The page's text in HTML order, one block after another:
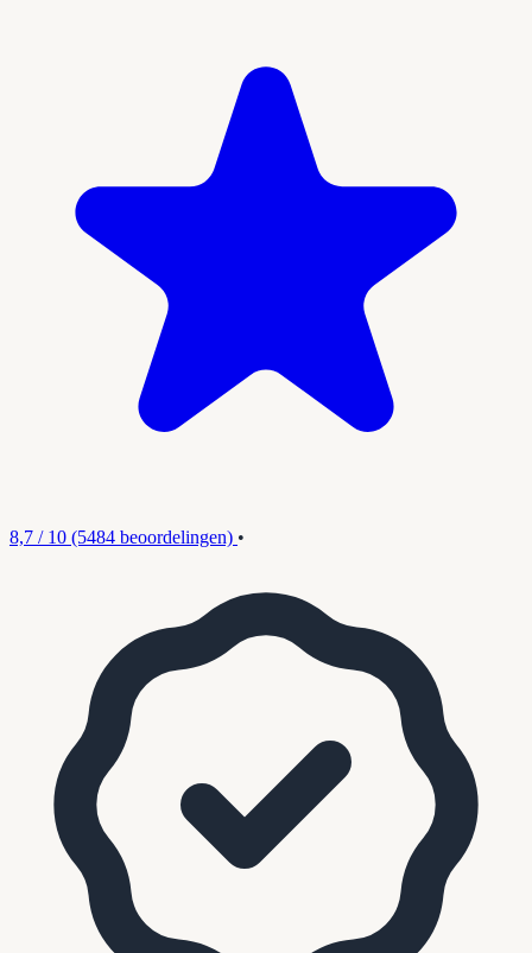
8,7 / 10 (5484 beoordelingen) •